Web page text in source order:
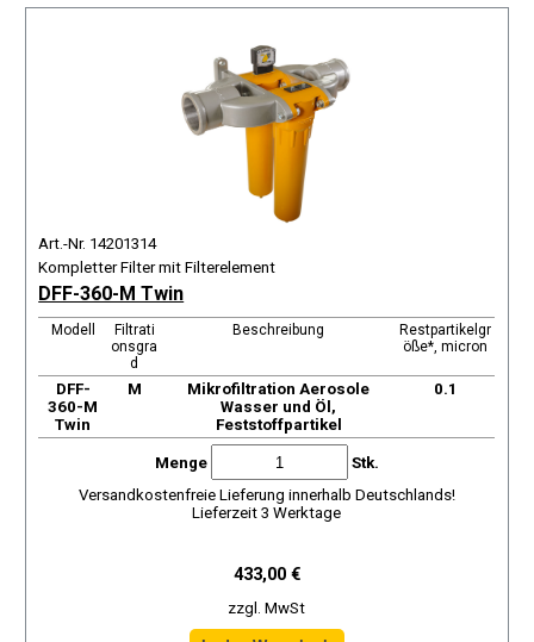
Art.-Nr. 14201314
Kompletter Filter mit Filterelement
DFF-360-M Twin
Modell
Filtrati
onsgra
d
Beschreibung
Restpartikelgr
öße*, micron
DFF-
360-M
Twin
М
Mikrofiltration Aerosole
Wasser und Öl,
Feststoffpartikel
0.1
Menge
Stk.
Versandkostenfreie Lieferung innerhalb Deutschlands!
Lieferzeit 3 Werktage
433,00 €
zzgl. MwSt